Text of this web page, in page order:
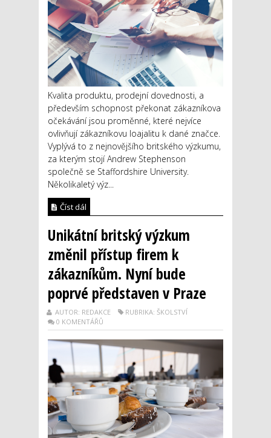
Kvalita produktu, prodejní dovednosti, a
především schopnost překonat zákazníkova
očekávání jsou proměnné, které nejvíce
ovlivňují zákazníkovu loajalitu k dané značce.
Vyplývá to z nejnovějšího britského výzkumu,
za kterým stojí Andrew Stephenson
společně se Staffordshire University.
Několikaletý výz...
Číst dál
Unikátní britský výzkum
změnil přístup firem k
zákazníkům. Nyní bude
poprvé představen v Praze
AUTOR: REDAKCE
RUBRIKA: ŠKOLSTVÍ
0 KOMENTÁŘŮ